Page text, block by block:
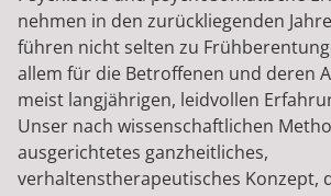
nehmen in den zurückliegenden
führen nicht selten zu
allem für die Betroffenen und deren
meist langjährigen, leidvollen
Unser nach wissenschaftlichen
ausgerichtetes ganzheitliches,
verhaltenstherapeutisches Konzept,